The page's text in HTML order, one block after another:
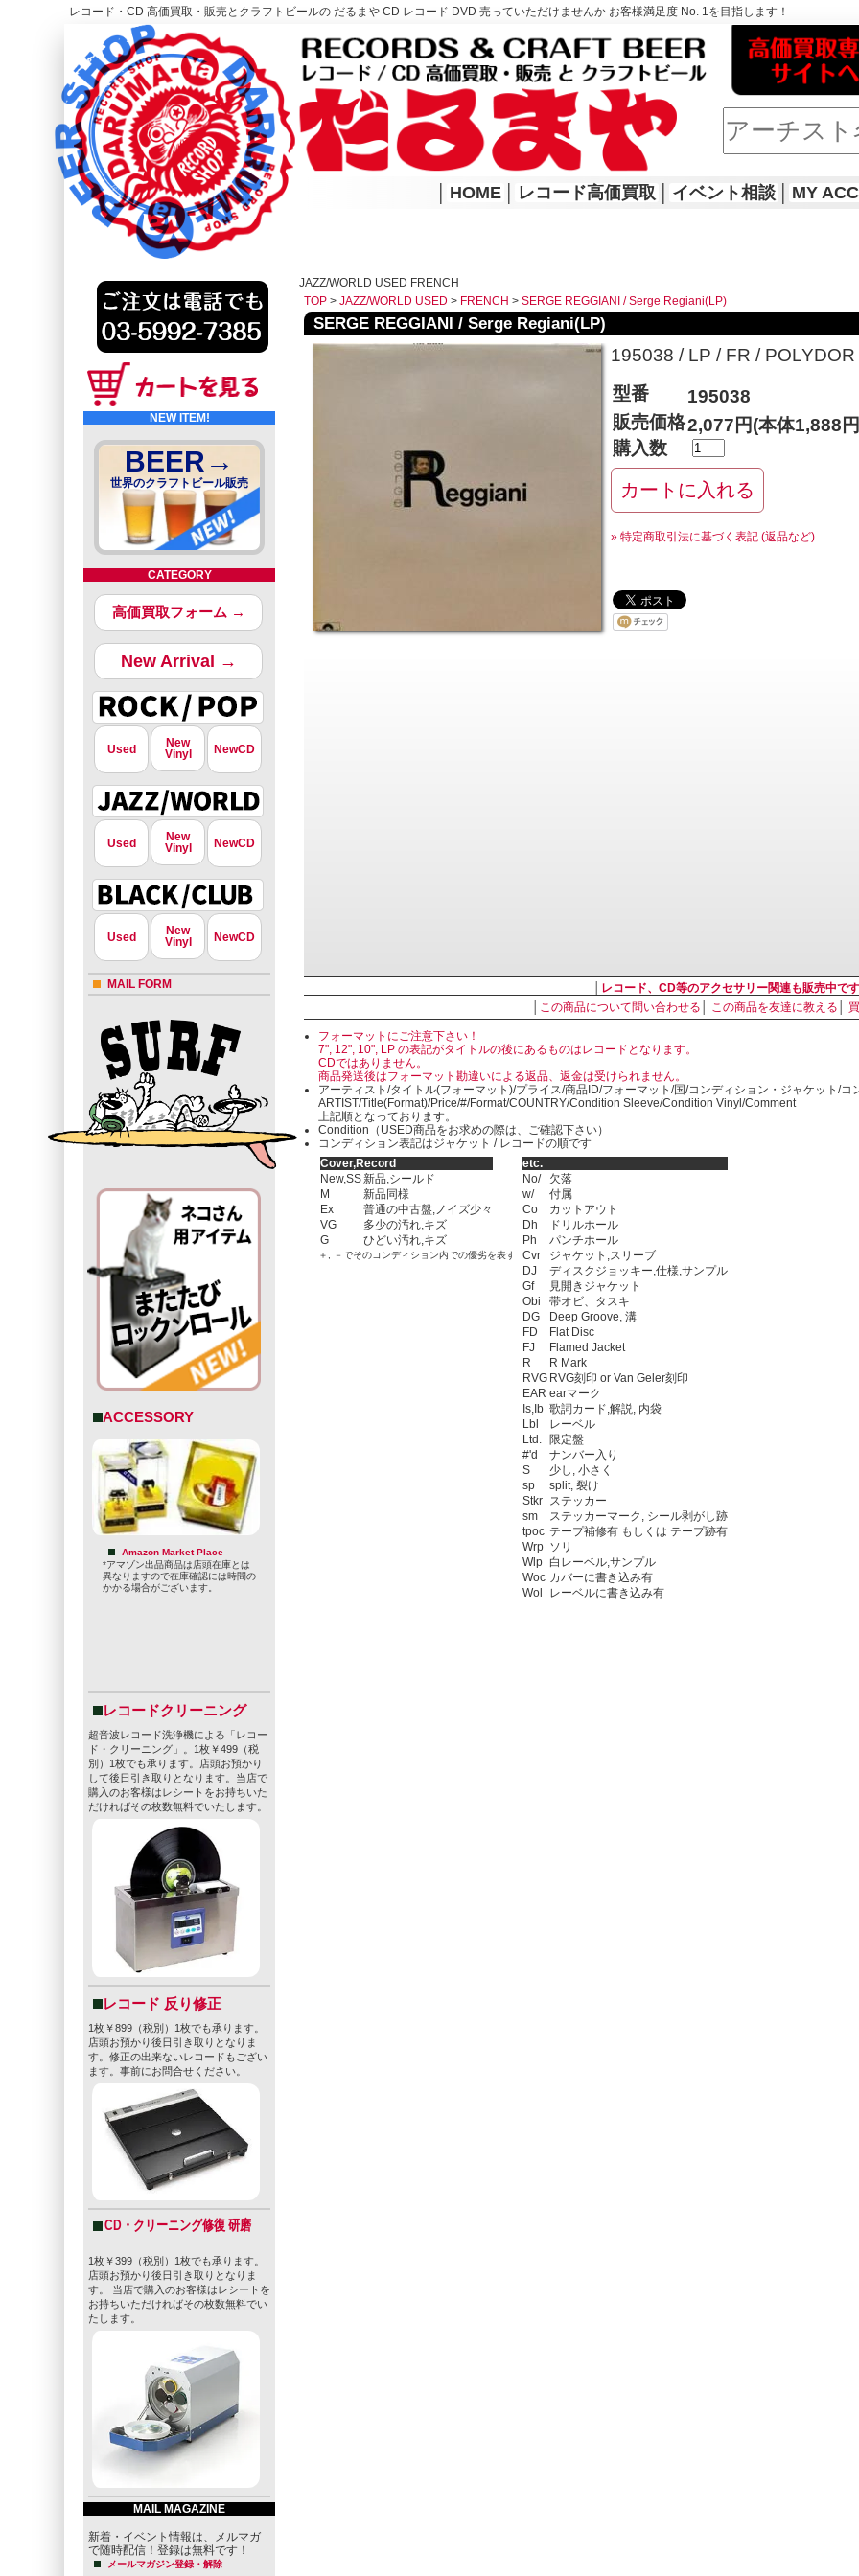
レコード・CD 高価買取・販売とクラフトビールの だるまや CD レコード DVD 売っていただけませんか お客様満足度 No. 1を目指します！
レコード高価買取はこちら
HOME
HOME レコード高価買取 イベント相談 MY
NEW ITEM!
BEER→
世界のクラフトビール販売
CATEGORY
高価買取フォーム →
New Arrival →
Used
New
Vinyl
NewCD
Used
New
Vinyl
NewCD
Used
New
Vinyl
NewCD
MAIL FORM
ACCESSORY
Amazon Market Place
*アマゾン出品商品は店頭在庫とは
異なりますので在庫確認には時間の
かかる場合がございます。
レコードクリーニング
超音波レコード洗浄機による「レコー
ド・クリーニング」。1枚￥499（税
別）1枚でも承ります。店頭お預かり
して後日引き取りとなります。当店で
購入のお客様はレシートをお持ちいた
だければその枚数無料でいたします。
レコード 反り修正
1枚￥899（税別）1枚でも承ります。
店頭お預かり後日引き取りとなりま
す。修正の出来ないレコードもござい
ます。事前にお問合せください。
CD・クリーニング修復 研磨
1枚￥399（税別）1枚でも承ります。
店頭お預かり後日引き取りとなりま
す。 当店で購入のお客様はレシートを
お持ちいただければその枚数無料でい
たします。
MAIL MAGAZINE
新着・イベント情報は、メルマガ
で随時配信！登録は無料です！
メールマガジン登録・解除
JAZZ/WORLD USED FRENCH
TOP > JAZZ/WORLD USED > FRENCH > SERGE REGGIANI / Serge Regiani(LP)
SERGE REGGIANI / Serge Regiani(LP)
195038 / LP / FR /
型番
195038
販売価格2,077円(本体1,888
購入数
» 特定商取引法に基づく表記 (返品など)
レコード、CD等のアクセサリー関連も販売中です
この商品について問い合わせる この商品を友達に教える
フォーマットにご注意下さい！
7", 12", 10", LP の表記がタイトルの後にあるものはレコードとなります。
CDではありません。
商品発送後はフォーマット勘違いによる返品、返金は受けられません。
アーティスト/タイトル(フォーマット)/プライス/商品ID/フォーマット/国/コンディション・ジャケット/コ
ARTIST/Title(Format)/Price/#/Format/COUNTRY/Condition Sleeve/Condition Vinyl/Comment
上記順となっております。
Condition（USED商品をお求めの際は、ご確認下さい）
コンディション表記はジャケット / レコードの順です
Cover,Record
New,SS新品,シールド
M
新品同様
Ex
普通の中古盤,ノイズ少々
VG
多少の汚れ,キズ
G
ひどい汚れ,キズ
＋, －でそのコンディション内での優劣を表す
etc.
No/
欠落
w/
付属
Co
カットアウト
Dh
ドリルホール
Ph
パンチホール
Cvr
ジャケット,スリーブ
DJ
ディスクジョッキー,仕様,サンプル
Gf
見開きジャケット
Obi
帯オビ、タスキ
DG
Deep Groove, 溝
FD
Flat Disc
FJ
Flamed Jacket
R
R Mark
RVG RVG刻印 or Van Geler刻印
EAR earマーク
Is,Ib 歌詞カード,解説, 内袋
Lbl
レーベル
Ltd.
限定盤
#'d
ナンバー入り
S
少し, 小さく
sp
split, 裂け
Stkr ステッカー
sm
ステッカーマーク, シール剥がし跡
tpoc テープ補修有 もしくは テープ跡有
Wrp ソリ
Wlp 白レーベル,サンプル
Woc カバーに書き込み有
Wol
レーベルに書き込み有